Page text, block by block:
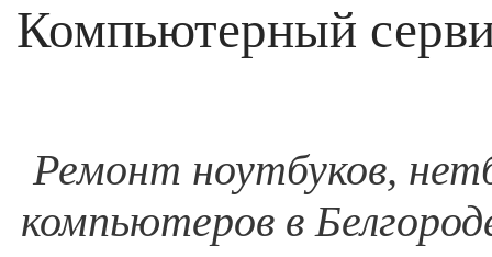
Компьютерный
Ремонт ноутбуков,
компьютеров в